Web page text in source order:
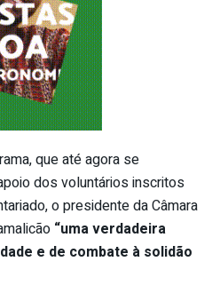
que até agora se
dos voluntários inscritos
o presidente da Câmara
“uma verdadeira
e de combate à solidão